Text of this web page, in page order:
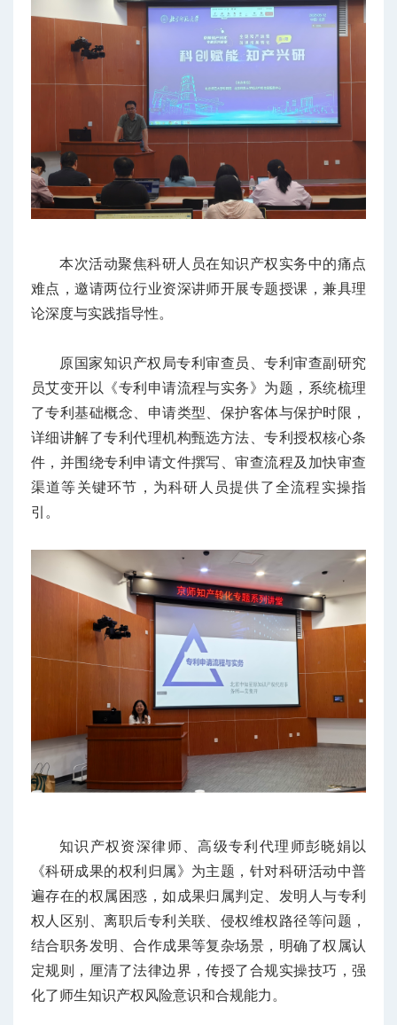
本次活动聚焦科研人员在知识产权实务中的痛点
难点，邀请两位行业资深讲师开展专题授课，兼具理
论深度与实践指导性。
原国家知识产权局专利审查员、专利审查副研究
员艾变开以《专利申请流程与实务》为题，系统梳理
了专利基础概念、申请类型、保护客体与保护时限，
详细讲解了专利代理机构甄选方法、专利授权核心条
件，并围绕专利申请文件撰写、审查流程及加快审查
渠道等关键环节，为科研人员提供了全流程实操指
引。
知识产权资深律师、高级专利代理师彭晓娟以
《科研成果的权利归属》为主题，针对科研活动中普
遍存在的权属困惑，如成果归属判定、发明人与专利
权人区别、离职后专利关联、侵权维权路径等问题，
结合职务发明、合作成果等复杂场景，明确了权属认
定规则，厘清了法律边界，传授了合规实操技巧，强
化了师生知识产权风险意识和合规能力。